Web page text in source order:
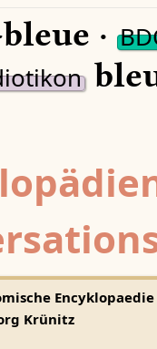
·
Encyklopaedie
Krünitz